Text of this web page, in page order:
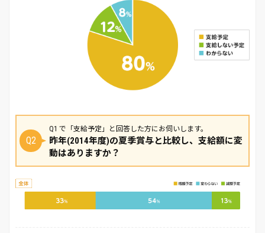
Q2
Q1 で「支給予定」と回答した方にお伺いします。
昨年(2014年度)の夏季賞与と比較し、支給額に変
動はありますか？